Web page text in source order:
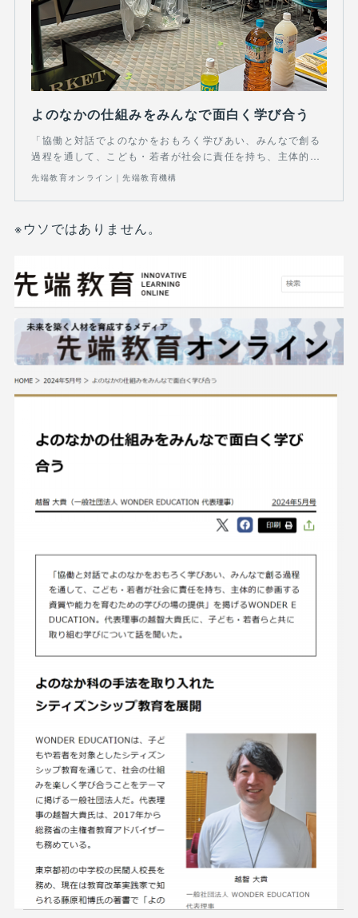
よのなかの仕組みをみんなで面白く学び合う
「協働と対話でよのなかをおもろく学びあい、みんなで創る
過程を通して、こども・若者が社会に責任を持ち、主体的…
先端教育オンライン｜先端教育機構
※ウソではありません。